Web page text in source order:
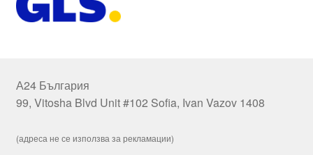
А24 България
99, Vitosha Blvd Unit #102 Sofia, Ivan Vazov 1408
(адреса не се използва за рекламации)